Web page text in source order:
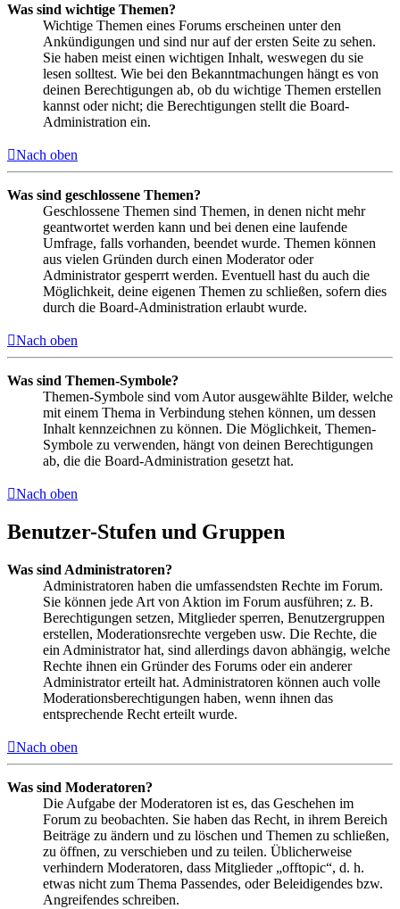
Was sind wichtige Themen?
Wichtige Themen eines Forums erscheinen unter den
Ankündigungen und sind nur auf der ersten Seite zu sehen.
Sie haben meist einen wichtigen Inhalt, weswegen du sie
lesen solltest. Wie bei den Bekanntmachungen hängt es von
deinen Berechtigungen ab, ob du wichtige Themen erstellen
kannst oder nicht; die Berechtigungen stellt die Board-
Administration ein.
Nach oben
Was sind geschlossene Themen?
Geschlossene Themen sind Themen, in denen nicht mehr
geantwortet werden kann und bei denen eine laufende
Umfrage, falls vorhanden, beendet wurde. Themen können
aus vielen Gründen durch einen Moderator oder
Administrator gesperrt werden. Eventuell hast du auch die
Möglichkeit, deine eigenen Themen zu schließen, sofern dies
durch die Board-Administration erlaubt wurde.
Nach oben
Was sind Themen-Symbole?
Themen-Symbole sind vom Autor ausgewählte Bilder, welche
mit einem Thema in Verbindung stehen können, um dessen
Inhalt kennzeichnen zu können. Die Möglichkeit, Themen-
Symbole zu verwenden, hängt von deinen Berechtigungen
ab, die die Board-Administration gesetzt hat.
Nach oben
Benutzer-Stufen und Gruppen
Was sind Administratoren?
Administratoren haben die umfassendsten Rechte im Forum.
Sie können jede Art von Aktion im Forum ausführen; z. B.
Berechtigungen setzen, Mitglieder sperren, Benutzergruppen
erstellen, Moderationsrechte vergeben usw. Die Rechte, die
ein Administrator hat, sind allerdings davon abhängig, welche
Rechte ihnen ein Gründer des Forums oder ein anderer
Administrator erteilt hat. Administratoren können auch volle
Moderationsberechtigungen haben, wenn ihnen das
entsprechende Recht erteilt wurde.
Nach oben
Was sind Moderatoren?
Die Aufgabe der Moderatoren ist es, das Geschehen im
Forum zu beobachten. Sie haben das Recht, in ihrem Bereich
Beiträge zu ändern und zu löschen und Themen zu schließen,
zu öffnen, zu verschieben und zu teilen. Üblicherweise
verhindern Moderatoren, dass Mitglieder „offtopic“, d. h.
etwas nicht zum Thema Passendes, oder Beleidigendes bzw.
Angreifendes schreiben.